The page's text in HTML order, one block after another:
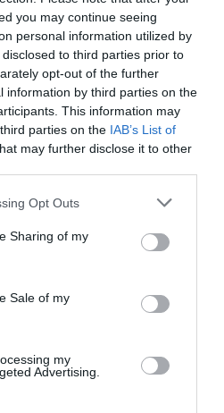
you may continue seeing
personal information utilized by
to third parties prior to
opt-out of the further
information by third parties on the
This information may
parties on the IAB’s List of
may further disclose it to other
Opt Outs
Sharing of my
Sale of my
my
Advertising.